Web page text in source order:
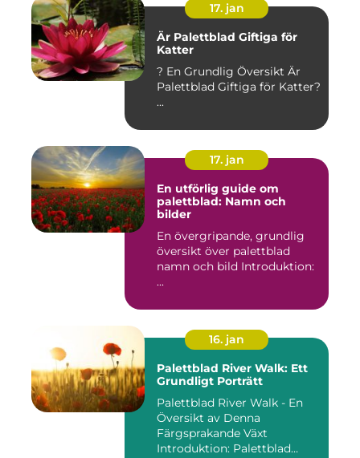
17. jan
Är Palettblad Giftiga för
Katter
? En Grundlig Översikt Är
Palettblad Giftiga för Katter?
...
17. jan
En utförlig guide om
palettblad: Namn och
bilder
En övergripande, grundlig
översikt över palettblad
namn och bild Introduktion:
...
16. jan
Palettblad River Walk: Ett
Grundligt Porträtt
Palettblad River Walk - En
Översikt av Denna
Färgsprakande Växt
Introduktion: Palettblad